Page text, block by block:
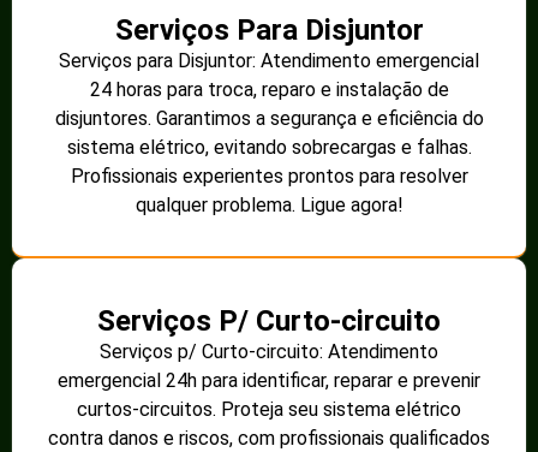
Serviços Para Disjuntor
Serviços para Disjuntor: Atendimento emergencial
24 horas para troca, reparo e instalação de
disjuntores. Garantimos a segurança e eficiência do
sistema elétrico, evitando sobrecargas e falhas.
Profissionais experientes prontos para resolver
qualquer problema. Ligue agora!
Serviços P/ Curto-circuito
Serviços p/ Curto-circuito: Atendimento
emergencial 24h para identificar, reparar e prevenir
curtos-circuitos. Proteja seu sistema elétrico
contra danos e riscos, com profissionais qualificados